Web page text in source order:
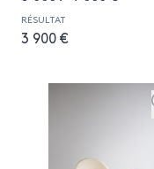
RÉSULTAT
3 900 €